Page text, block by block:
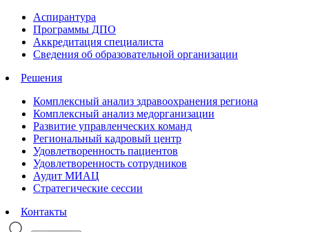
Аспирантура
Программы ДПО
Аккредитация специалиста
Сведения об образовательной организации
Решения
Комплексный анализ здравоохранения региона
Комплексный анализ медорганизации
Развитие управленческих команд
Региональный кадровый центр
Удовлетворенность пациентов
Удовлетворенность сотрудников
Аудит МИАЦ
Стратегические сессии
Контакты